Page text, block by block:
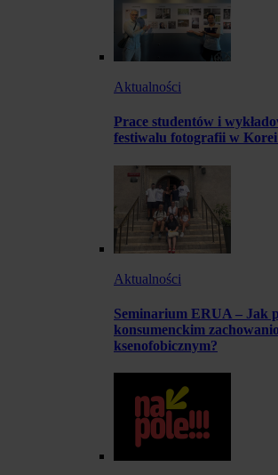
Aktualności
Prace studentów i
festiwalu fotografii w Korei
Aktualności
Seminarium ERUA – Jak
konsumenckim
ksenofobicznym?